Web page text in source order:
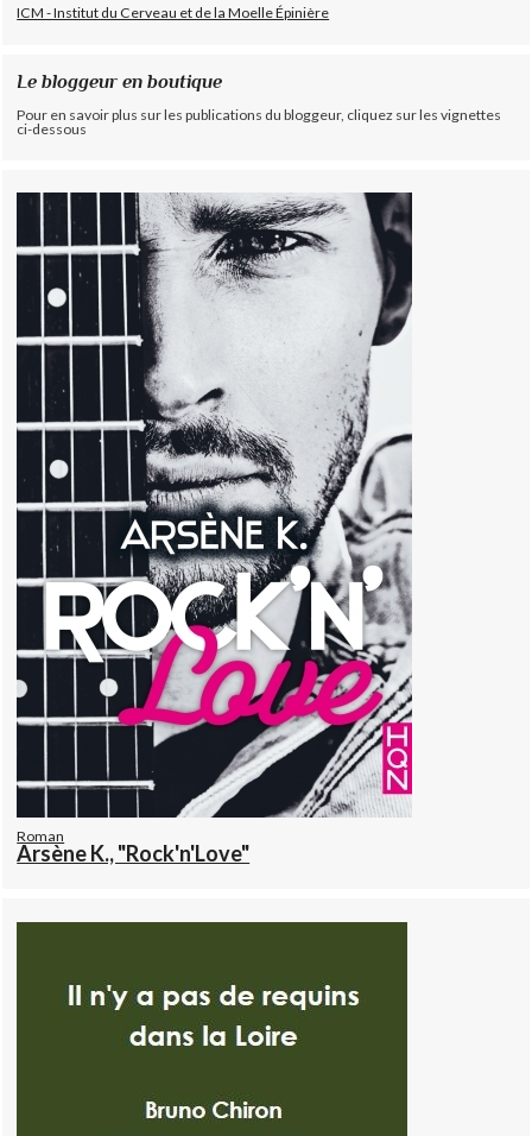
ICM - Institut du Cerveau et de la Moelle Épinière
Le bloggeur en boutique
Pour en savoir plus sur les publications du bloggeur, cliquez sur les vignettes
ci-dessous
Roman
Arsène K., "Rock'n'Love"